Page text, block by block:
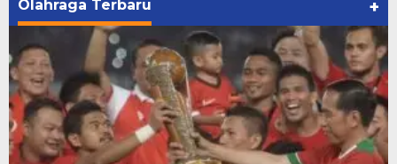
Olahraga Terbaru +